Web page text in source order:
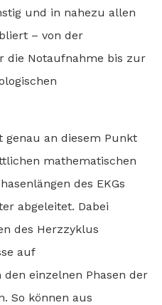
und in nahezu allen
– von der
die Notaufnahme bis zur
genau an diesem Punkt
mathematischen
des EKGs
abgeleitet. Dabei
des Herzzyklus
auf
einzelnen Phasen der
So können aus